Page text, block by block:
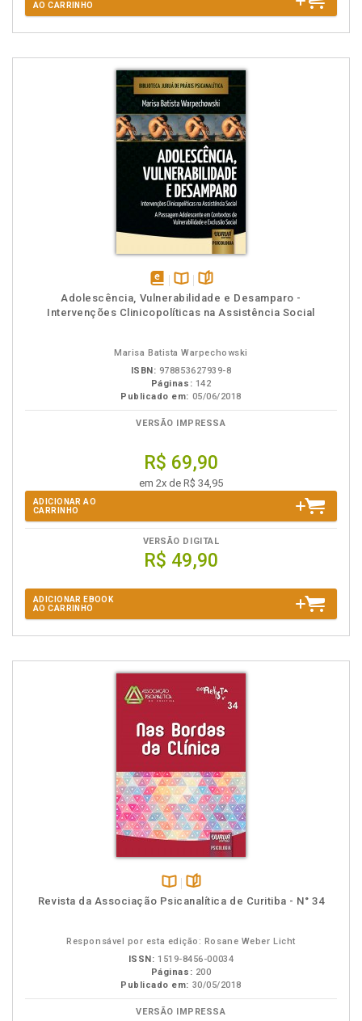
AO CARRINHO
disponível
em
Disponível
na
páginas
Adolescência, Vulnerabilidade e Desamparo -
Intervenções Clinicopolíticas na Assistência Social
Marisa Batista Warpechowski
ISBN: 978853627939-8
Páginas: 142
Publicado em: 05/06/2018
VERSÃO IMPRESSA
R$ 69,90
em 2x de R$ 34,95
ADICIONAR AO
CARRINHO
VERSÃO DIGITAL
R$ 49,90
ADICIONAR EBOOK
AO CARRINHO
Disponível
páginas
Revista da Associação Psicanalítica de Curitiba - N° 34
Responsável por esta edição: Rosane Weber Licht
ISSN: 1519-8456-00034
Páginas: 200
Publicado em: 30/05/2018
VERSÃO IMPRESSA